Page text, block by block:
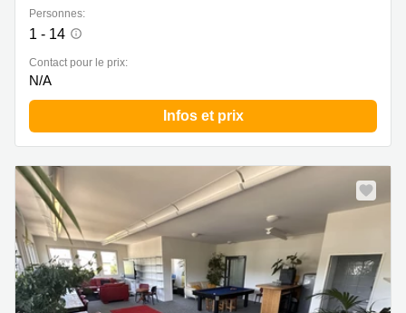
Personnes:
1 - 14
Contact pour le prix:
N/A
Infos et prix